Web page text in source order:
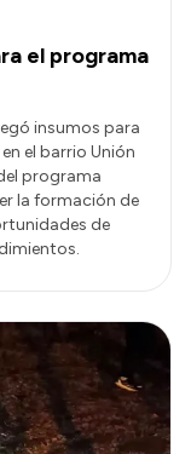
el programa
insumos para
el barrio Unión
programa
la formación de
de